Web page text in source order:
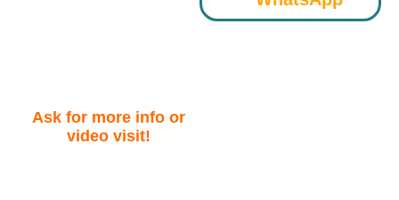
Ask for more info or
video visit!